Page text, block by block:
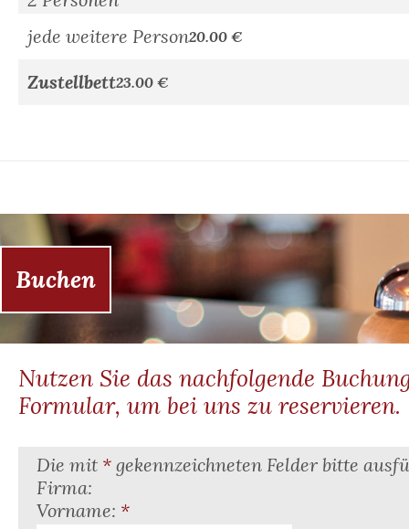
jede weitere Person20.00 €
Zustellbett23.00 €
Buchen
Nutzen Sie das nachfolgende
Formular, um bei uns zu reservieren.
Die mit * gekennzeichneten Felder bitte
Firma:
Vorname: *